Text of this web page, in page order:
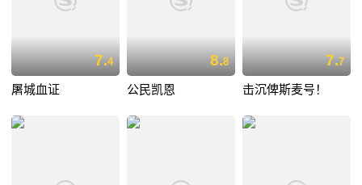
7.4
屠城血证
8.8
公民凯恩
7.7
击沉俾斯麦号！